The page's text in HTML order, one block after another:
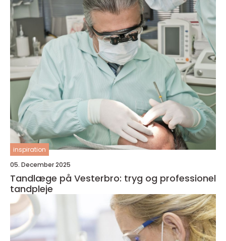
inspiration
05. December 2025
Tandlæge på Vesterbro: tryg og professionel
tandpleje